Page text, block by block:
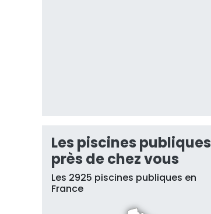
Les piscines publiques
près de chez vous
Les 2925 piscines publiques en
France